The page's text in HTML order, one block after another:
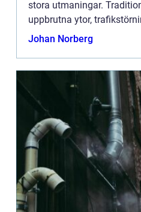
stora utmaningar.
uppbrutna ytor,
Johan Norberg